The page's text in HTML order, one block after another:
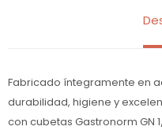
Fabricado íntegramente en
durabilidad, higiene y
con cubetas Gastronorm GN